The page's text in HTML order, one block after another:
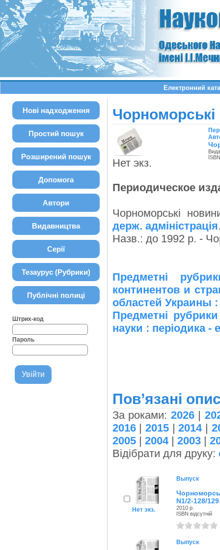
Електронний
Нові надходження
Простий пошук
Розширений пошук
Допомога
Автори
Видавництва
Серії
Тезаурус (Рубрики)
Публічні полиці
Штрих-код
Пароль
Чорноморські
Нет экз.
Периодическое
Чорноморські
держ. адміністрація
Назв.: до 1992 р. -
Предметні
континентов и
областей Украины
Предметні
науки : періодика -
Пов’язані
За роками: 2026|
2016| 2015|2014|
2005| 2004| 2003|
Відібрати для друку:
Нет экз.
Выпуск
N1/2-128/
2010 р.
ISBN відсутній
Выпуск